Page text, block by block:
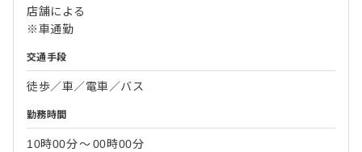
店舗による
※車通勤
交通手段
徒歩／車／電車／バス
勤務時間
10時00分〜00時00分